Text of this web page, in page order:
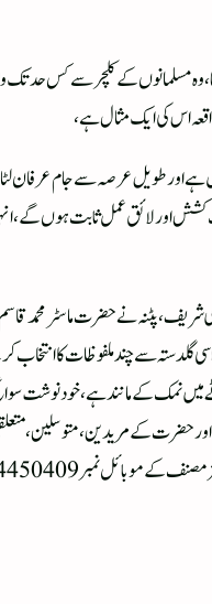
کے کلچر سے کس حد تک
اس کی ایک مثال ہے،
اور طویل عرصہ سے جام عرفان
اور لائق عمل ثابت ہوں
شریف، پٹنہ نے حضرت ماسٹر
گلد ستہ سے چند ملفوظات کا
کے مانند ہے،خود نوشت سوانح
پر بھی رابطہ کیا جا سکتا ہے،